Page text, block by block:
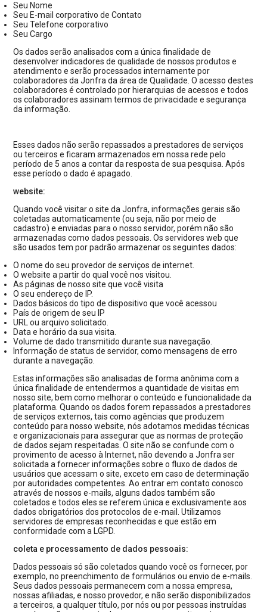
Seu Nome
Seu E-mail corporativo de Contato
Seu Telefone corporativo
Seu Cargo
Os dados serão analisados com a única finalidade de
desenvolver indicadores de qualidade de nossos produtos e
atendimento e serão processados internamente por
colaboradores da Jonfra da área de Qualidade. O acesso destes
colaboradores é controlado por hierarquias de acessos e todos
os colaboradores assinam termos de privacidade e segurança
da informação.
Esses dados não serão repassados a prestadores de serviços
ou terceiros e ficaram armazenados em nossa rede pelo
período de 5 anos a contar da resposta de sua pesquisa. Após
esse período o dado é apagado.
website:
Quando você visitar o site da Jonfra, informações gerais são
coletadas automaticamente (ou seja, não por meio de
cadastro) e enviadas para o nosso servidor, porém não são
armazenadas como dados pessoais. Os servidores web que
são usados tem por padrão armazenar os seguintes dados:
O nome do seu provedor de serviços de internet.
O website a partir do qual você nos visitou.
As páginas de nosso site que você visita
O seu endereço de IP.
Dados básicos do tipo de dispositivo que você acessou
País de origem de seu IP
URL ou arquivo solicitado.
Data e horário da sua visita.
Volume de dado transmitido durante sua navegação.
Informação de status de servidor, como mensagens de erro
durante a navegação.
Estas informações são analisadas de forma anônima com a
única finalidade de entendermos a quantidade de visitas em
nosso site, bem como melhorar o conteúdo e funcionalidade da
plataforma. Quando os dados forem repassados a prestadores
de serviços externos, tais como agências que produzem
conteúdo para nosso website, nós adotamos medidas técnicas
e organizacionais para assegurar que as normas de proteção
de dados sejam respeitadas. O site não se confunde com o
provimento de acesso à Internet, não devendo a Jonfra ser
solicitada a fornecer informações sobre o fluxo de dados de
usuários que acessam o site, exceto em caso de determinação
por autoridades competentes. Ao entrar em contato conosco
através de nossos e-mails, alguns dados também são
coletados e todos eles se referem única e exclusivamente aos
dados obrigatórios dos protocolos de e-mail. Utilizamos
servidores de empresas reconhecidas e que estão em
conformidade com a LGPD.
coleta e processamento de dados pessoais:
Dados pessoais só são coletados quando você os fornecer, por
exemplo, no preenchimento de formulários ou envio de e-mails.
Seus dados pessoais permanecem com a nossa empresa,
nossas afiliadas, e nosso provedor, e não serão disponibilizados
a terceiros, a qualquer título, por nós ou por pessoas instruídas